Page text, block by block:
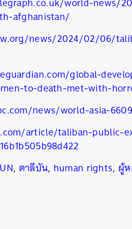
afghanistan/
news/2024/02/06/
global-
to-death-met-with-
news/world-asia-
article/taliban-public-
UN, ตาลีบัน, human rights, ผู้